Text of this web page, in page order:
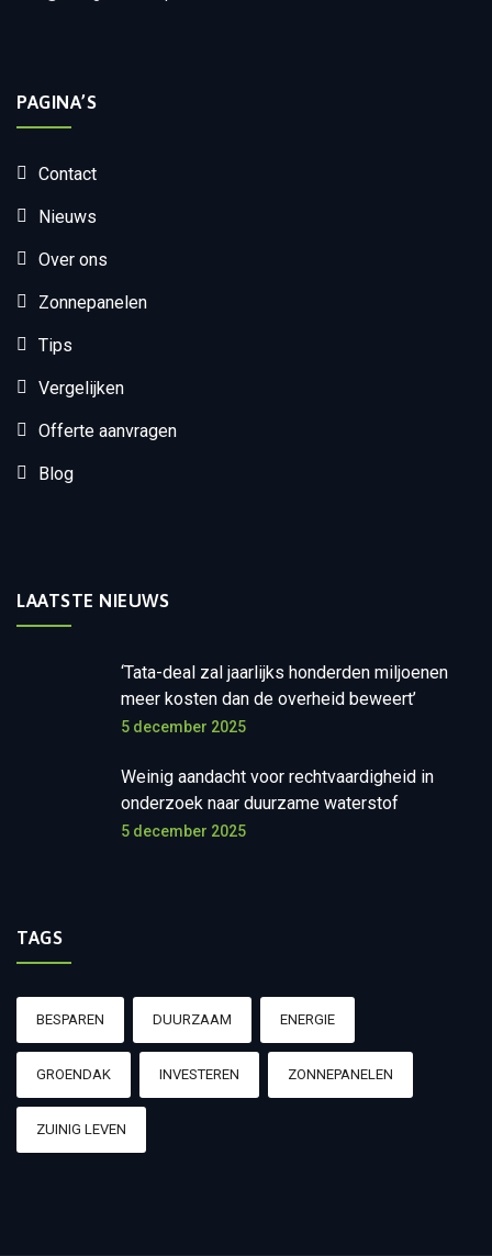
PAGINA’S
Contact
Nieuws
Over ons
Zonnepanelen
Tips
Vergelijken
Offerte aanvragen
Blog
LAATSTE NIEUWS
‘Tata-deal zal jaarlijks honderden miljoenen
meer kosten dan de overheid beweert’
5 december 2025
Weinig aandacht voor rechtvaardigheid in
onderzoek naar duurzame waterstof
5 december 2025
TAGS
BESPAREN DUURZAAM ENERGIE
GROENDAK INVESTEREN ZONNEPANELEN
ZUINIG LEVEN